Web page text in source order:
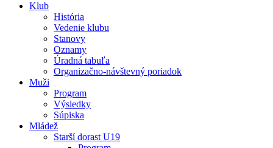
Klub
História
Vedenie klubu
Stanovy
Oznamy
Úradná tabuľa
Organizačno-návštevný poriadok
Muži
Program
Výsledky
Súpiska
Mládež
Starší dorast U19